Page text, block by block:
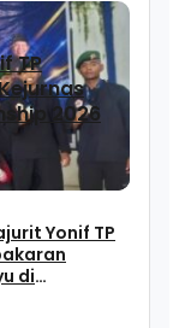
TP
2026
Yonif TP
di